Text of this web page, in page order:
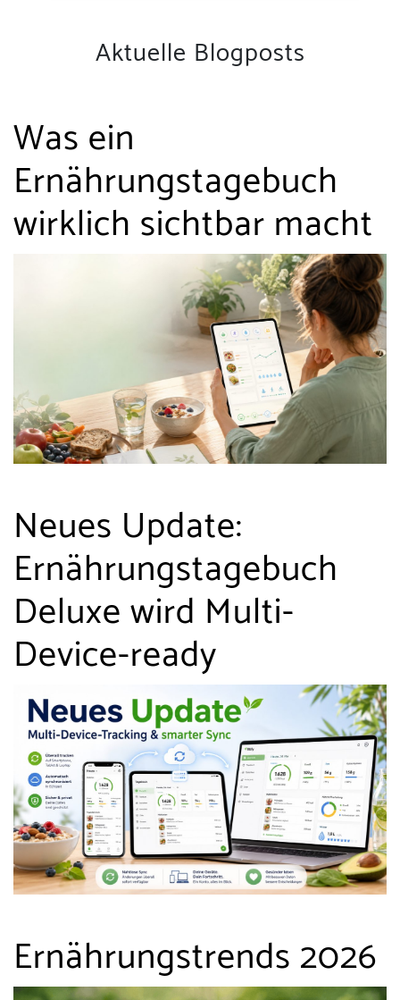
Aktuelle Blogposts
Was ein
Ernährungstagebuch
wirklich sichtbar macht
Neues Update:
Ernährungstagebuch
Deluxe wird Multi-
Device-ready
Ernährungstrends 2026